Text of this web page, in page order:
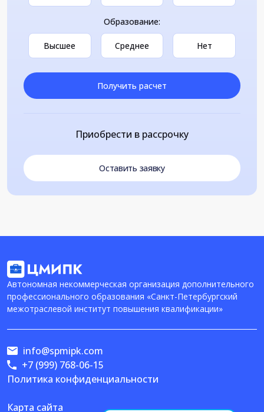
Образование:
Высшее Среднее Нет
Получить расчет
Приобрести в рассрочку
Оставить заявку
Автономная некоммерческая организация дополнительного
профессионального образования «Санкт-Петербургский
межотраслевой институт повышения квалификации»
Политика конфиденциальности
Карта сайта
info@spmipk.com
+7 (999) 768-06-15